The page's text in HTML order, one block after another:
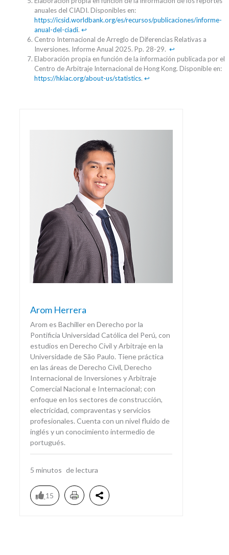
anuales del CIADI. Disponibles en:
https://icsid.worldbank.org/es/recursos/publicaciones/informe-
anual-del-ciadi. ↩︎
Centro Internacional de Arreglo de Diferencias Relativas a
Inversiones. Informe Anual 2025. Pp. 28-29. ↩︎
Elaboración propia en función de la información publicada por el
Centro de Arbitraje Internacional de Hong Kong. Disponible en:
https://hkiac.org/about-us/statistics. ↩︎
Arom Herrera
Arom es Bachiller en Derecho por la
Pontificia Universidad Católica del Perú, con
estudios en Derecho Civil y Arbitraje en la
Universidade de São Paulo. Tiene práctica
en las áreas de Derecho Civil, Derecho
Internacional de Inversiones y Arbitraje
Comercial Nacional e Internacional; con
enfoque en los sectores de construcción,
electricidad, compraventas y servicios
profesionales. Cuenta con un nivel fluido de
inglés y un conocimiento intermedio de
portugués.
5 minutos
15